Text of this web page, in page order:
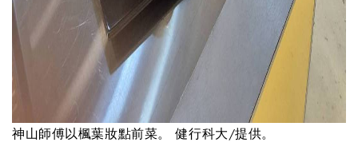
神山師傅以楓葉妝點前菜。 健行科大/提供。